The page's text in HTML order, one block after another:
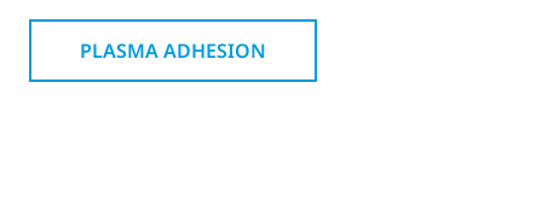
PLASMA ADHESION